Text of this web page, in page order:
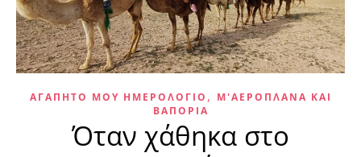
ΑΓΑΠΗΤΌ ΜΟΥ ΗΜΕΡΟΛΌΓΙΟ , Μ'ΑΕΡΟΠΛΆΝΑ ΚΑΙ
ΒΑΠΌΡΙΑ
Όταν χάθηκα στο